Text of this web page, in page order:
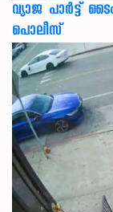
വ്യാജ പാർട്ട്
പൊലീസ്